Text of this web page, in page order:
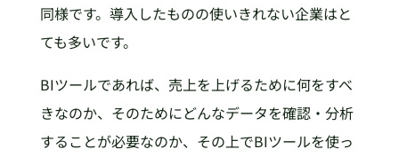
同様です。導入したものの使いきれない企業はと
ても多いです。
BIツールであれば、売上を上げるために何をすべ
きなのか、そのためにどんなデータを確認・分析
することが必要なのか、その上でBIツールを使っ